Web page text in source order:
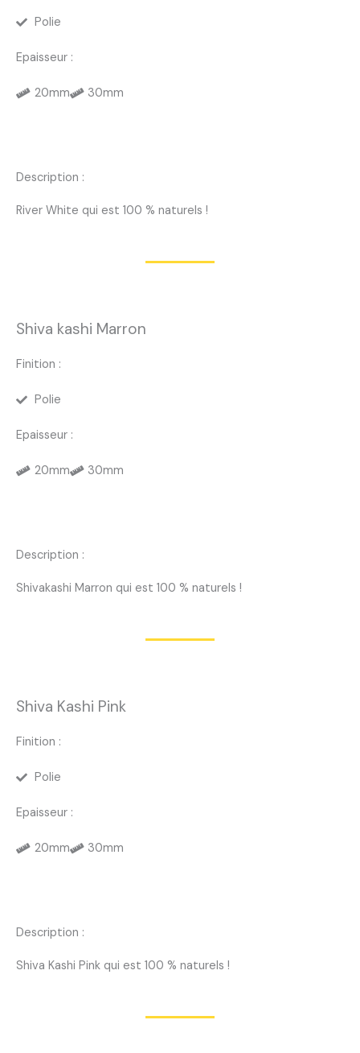
Polie
Epaisseur :
20mm 30mm
Description :
River White qui est 100 % naturels !
Shiva kashi Marron
Finition :
Polie
Epaisseur :
20mm 30mm
Description :
Shivakashi Marron qui est 100 % naturels !
Shiva Kashi Pink
Finition :
Polie
Epaisseur :
20mm 30mm
Description :
Shiva Kashi Pink qui est 100 % naturels !